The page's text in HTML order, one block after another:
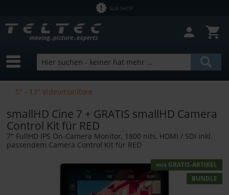
B2B SHOP
5" - 13" Videomonitore
smallHD Cine 7 + GRATIS smallHD Camera
Control Kit für RED
7" FullHD IPS On-Camera Monitor, 1800 nits, HDMI / SDI inkl.
passendem Camera Control Kit für RED
mit GRATIS-ARTIKEL
BUNDLE